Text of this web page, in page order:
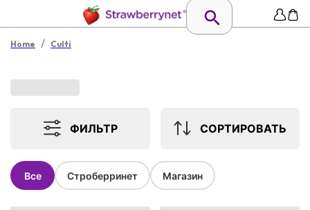
Home / Culti
ФИЛЬТР СОРТИРОВАТЬ
Все Строберринет Магазин